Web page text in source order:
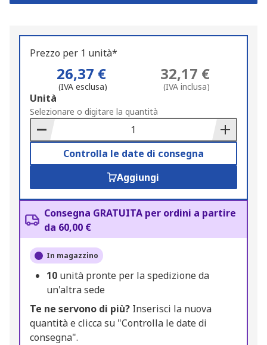
Prezzo per 1 unità*
26,37 €
(IVA esclusa)
32,17 €
(IVA inclusa)
Add
to
Basket
Unità
Selezionare o digitare la quantità
Controlla le date di consegna
Aggiungi
Consegna GRATUITA per ordini a partire
da 60,00 €
In magazzino
10 unità pronte per la spedizione da
un'altra sede
Te ne servono di più? Inserisci la nuova
quantità e clicca su "Controlla le date di
consegna".